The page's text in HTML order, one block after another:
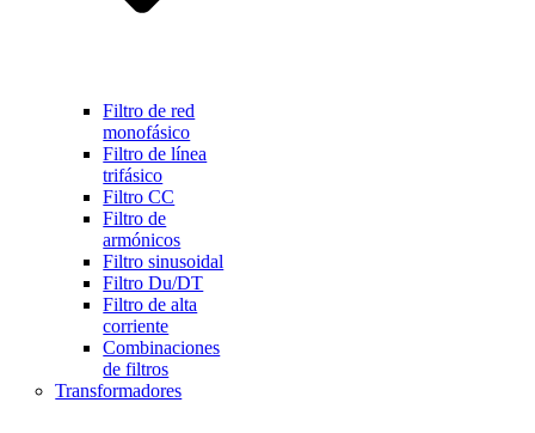
Filtro de red
monofásico
Filtro de línea
trifásico
Filtro CC
Filtro de
armónicos
Filtro sinusoidal
Filtro Du/DT
Filtro de alta
corriente
Combinaciones
de filtros
Transformadores